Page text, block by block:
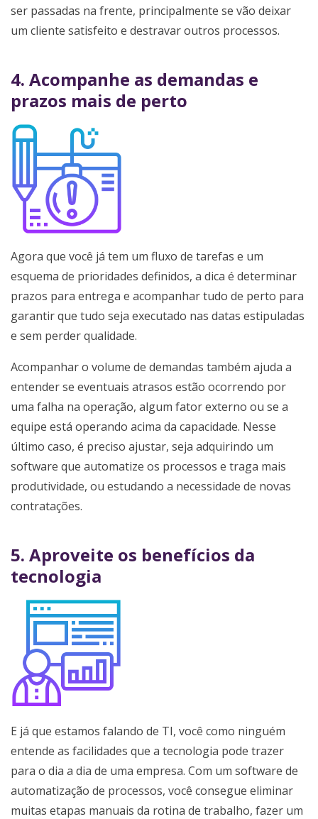
ser passadas na frente, principalmente se vão deixar
um cliente satisfeito e destravar outros processos.
4. Acompanhe as demandas e
prazos mais de perto
Agora que você já tem um fluxo de tarefas e um
esquema de prioridades definidos, a dica é determinar
prazos para entrega e acompanhar tudo de perto para
garantir que tudo seja executado nas datas estipuladas
e sem perder qualidade.
Acompanhar o volume de demandas também ajuda a
entender se eventuais atrasos estão ocorrendo por
uma falha na operação, algum fator externo ou se a
equipe está operando acima da capacidade. Nesse
último caso, é preciso ajustar, seja adquirindo um
software que automatize os processos e traga mais
produtividade, ou estudando a necessidade de novas
contratações.
5. Aproveite os benefícios da
tecnologia
E já que estamos falando de TI, você como ninguém
entende as facilidades que a tecnologia pode trazer
para o dia a dia de uma empresa. Com um software de
automatização de processos, você consegue eliminar
muitas etapas manuais da rotina de trabalho, fazer um